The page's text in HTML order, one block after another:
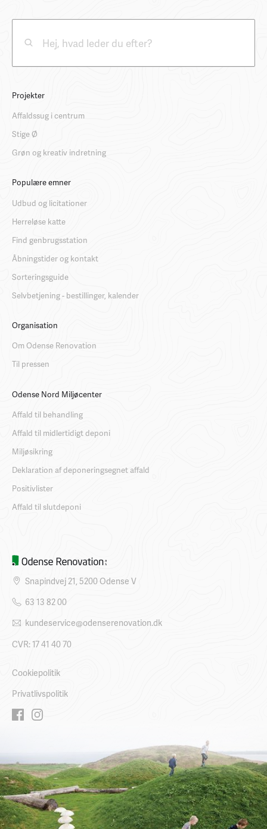
Projekter
Affaldssug i centrum
Stige Ø
Grøn og kreativ indretning
Populære emner
Udbud og licitationer
Herreløse katte
Find genbrugsstation
Åbningstider og kontakt
Sorteringsguide
Selvbetjening - bestillinger, kalender
Organisation
Om Odense Renovation
Til pressen
Odense Nord Miljøcenter
Affald til behandling
Affald til midlertidigt deponi
Miljøsikring
Deklaration af deponeringsegnet affald
Positivlister
Affald til slutdeponi
Snapindvej 21, 5200 Odense V
63 13 82 00
kundeservice@odenserenovation.dk
CVR: 17 41 40 70
Cookiepolitik
Privatlivspolitik